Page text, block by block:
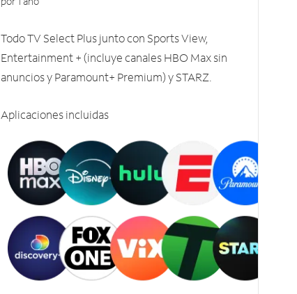
Todo TV Select Plus junto con Sports View,
Entertainment + (incluye canales HBO Max sin
anuncios y Paramount+ Premium) y STARZ.
Aplicaciones incluidas